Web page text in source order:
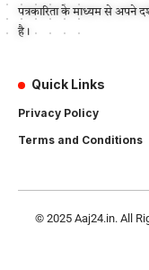
पत्रकारिता के माध्यम से अपने
है।
Quick Links
Privacy Policy
Terms and Conditions
© 2025 Aaj24.in. All